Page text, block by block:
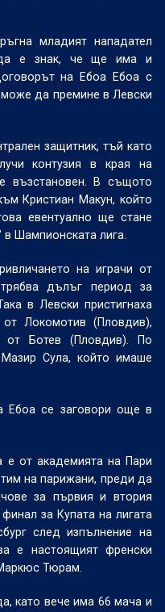
младият нападател
е знак, че ще има и
на Ебоа Ебоа с
да премине в Левски
защитник, тъй като
контузия в края на
възстановен. В същото
Кристиан Макун, който
евентуално ще стане
Шампионската лига.
на играчи от
дълъг период за
в Левски пристигнаха
Локомотив (Пловдив),
от Ботев (Пловдив). По
Сула, който имаше
Ебоа се заговори още в
е от академията на Пари
на парижани, преди да
за първия и втория
за Купата на лигата
след изпълнение на
е настоящият френски
Тюрам.
като вече има 66 мача и